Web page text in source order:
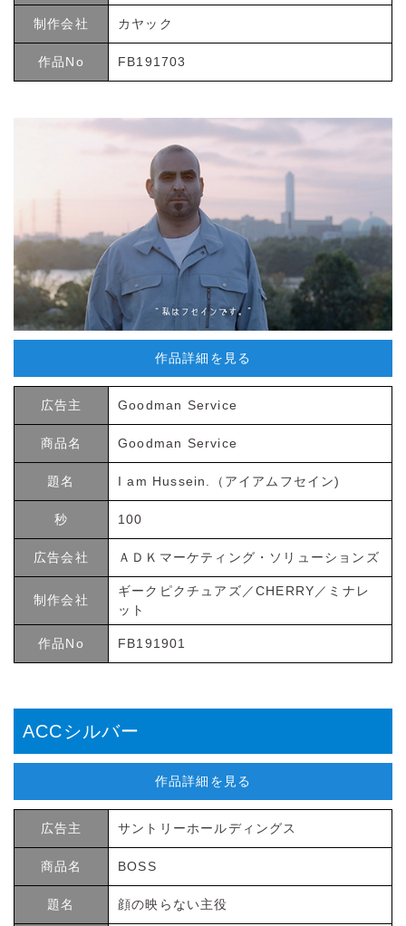
制作会社 カヤック
作品No FB191703
作品詳細を見る
広告主 Goodman Service
商品名 Goodman Service
題名 I am Hussein.（アイアムフセイン)
秒 100
広告会社 ＡＤＫマーケティング・ソリューションズ
制作会社
ギークピクチュアズ／CHERRY／ミナレ
ット
作品No FB191901
ACCシルバー
作品詳細を見る
広告主 サントリーホールディングス
商品名 BOSS
題名 顔の映らない主役